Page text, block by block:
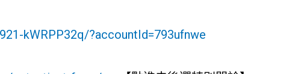
kWRPP32q/?accountId=793ufnwe